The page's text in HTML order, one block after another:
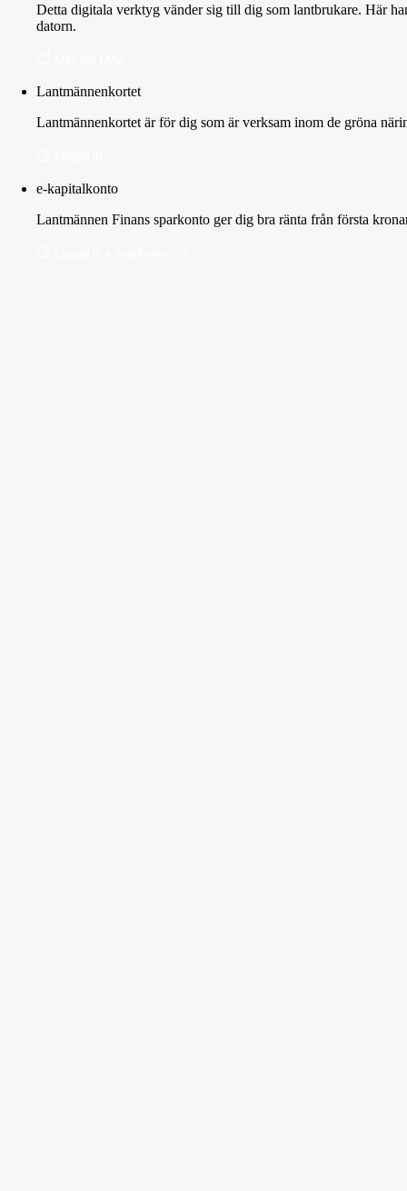
Detta digitala verktyg vänder sig till dig som lantbrukare. Här
datorn.
Lantmännenkortet
Lantmännenkortet är för dig som är verksam inom de gröna
e-kapitalkonto
Lantmännen Finans sparkonto ger dig bra ränta från första